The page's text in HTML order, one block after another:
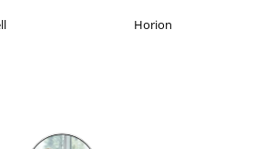
tech
Horion